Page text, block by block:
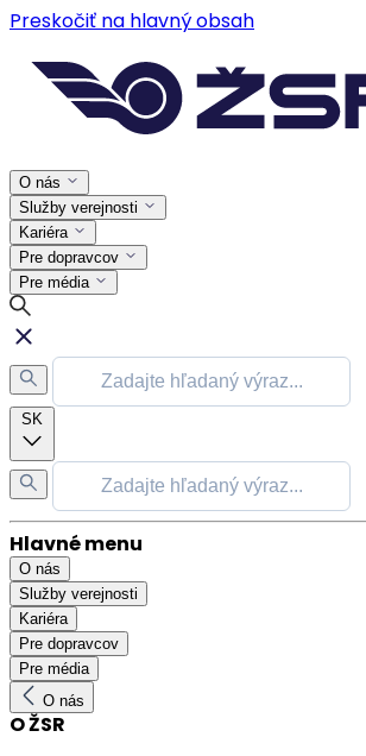
Preskočiť na hlavný obsah
O nás
Služby verejnosti
Kariéra
Pre dopravcov
Pre média
SK
Hlavné menu
O nás
Služby verejnosti
Kariéra
Pre dopravcov
Pre média
O nás
O ŽSR